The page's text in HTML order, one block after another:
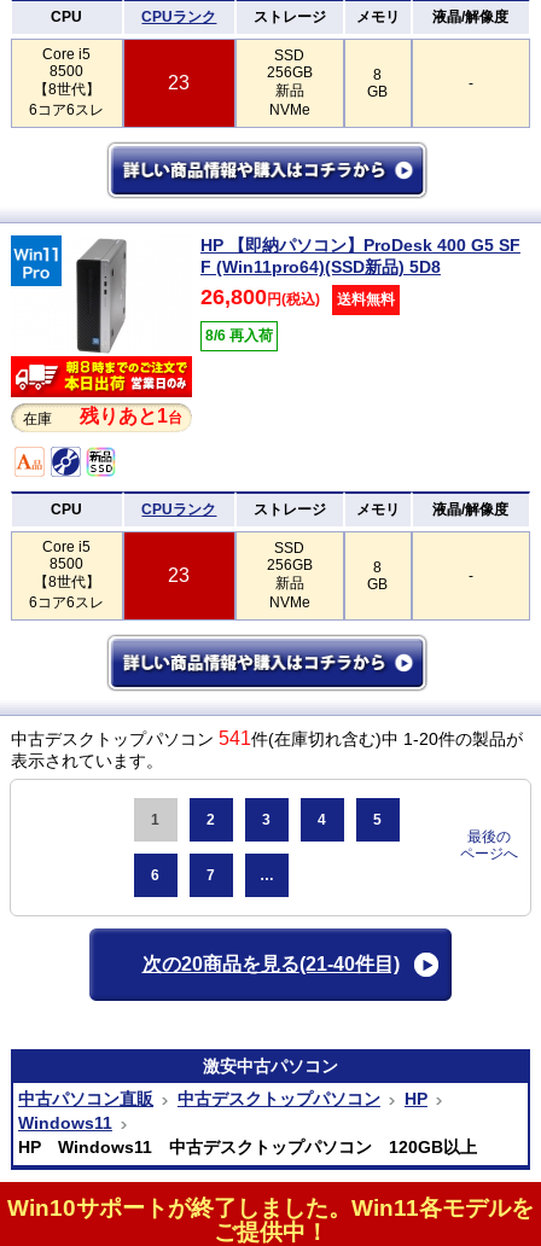
CPU CPUランク ストレージ メモリ 液晶/解像度
Core i5
8500
【8世代】
6コア6スレ
23
SSD
256GB
新品
NVMe
8
GB
-
在庫 残りあと1台
HP 【即納パソコン】ProDesk 400 G5 SF
F (Win11pro64)(SSD新品) 5D8
26,800円(税込) 送料無料
8/6 再入荷
CPU CPUランク ストレージ メモリ 液晶/解像度
Core i5
8500
【8世代】
6コア6スレ
23
SSD
256GB
新品
NVMe
8
GB
-
中古デスクトップパソコン 541件(在庫切れ含む)中 1-20件の製品が
表示されています。
1 2 3 4 5
6 7 …
最後の
ページへ
次の20商品を見る(21-40件目)
激安中古パソコン
中古パソコン直販
中古デスクトップパソコン
HP
Windows11
HP Windows11 中古デスクトップパソコン 120GB以上
Win10サポートが終了しました。Win11各モデルを
ご提供中！